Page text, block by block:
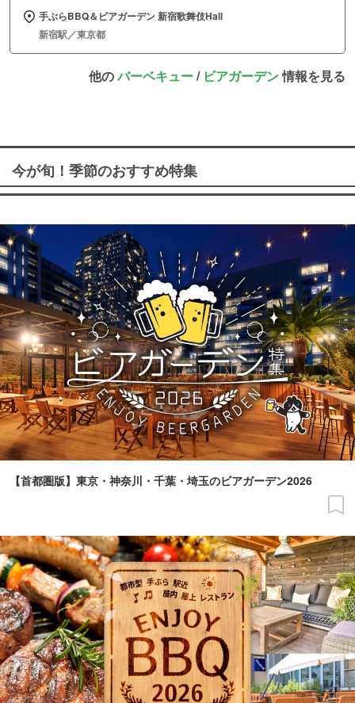
手ぶらBBQ＆ビアガーデン 新宿歌舞伎Hall
新宿駅／東京都
他のバーベキュー/ ビアガーデン情報を見る
今が旬！季節のおすすめ特集
【首都圏版】東京・神奈川・千葉・埼玉のビアガーデン2026